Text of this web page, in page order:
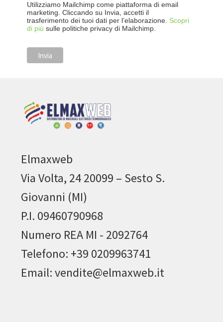
Utilizziamo Mailchimp come piattaforma di email
marketing. Cliccando su Invia, accetti il
trasferimento dei tuoi dati per l’elaborazione. Scopri
di più sulle politiche privacy di Mailchimp.
Elmaxweb
Via Volta, 24 20099 – Sesto S.
Giovanni (MI)
P.I. 09460790968
Numero REA MI - 2092764
Telefono: +39 0209963741
Email: vendite@elmaxweb.it